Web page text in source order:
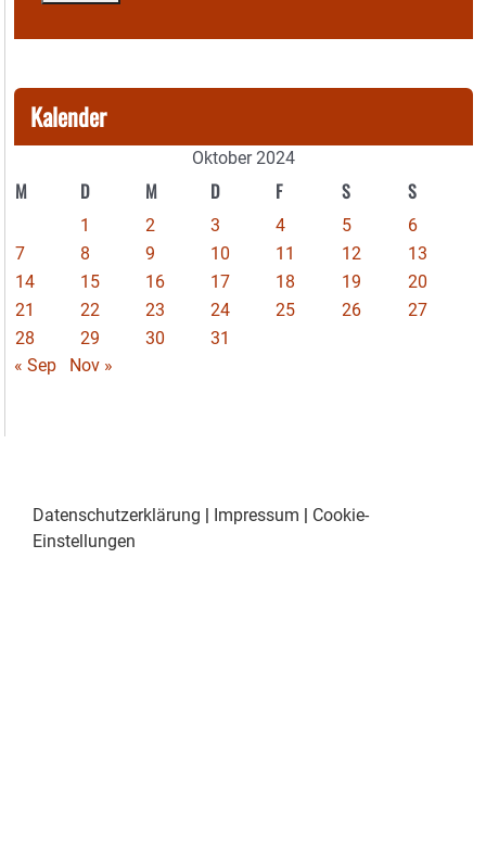
Kalender
Oktober 2024
M D M D F S S
1 2 3 4 5
6
7
8 9 10 11 12
13
14
15 16 17 18 19
20
21
22 23 24 25 26
27
28
29 30
31
« Sep
Nov »
Datenschutzerklärung Impressum
Cookie-
Einstellungen